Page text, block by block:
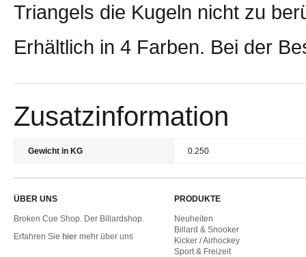
Triangels die Kugeln nicht zu
Erhältlich in 4 Farben. Bei der
Zusatzinformation
Gewicht in KG 0.250
ÜBER UNS
Broken Cue Shop. Der Billardshop.
Erfahren Sie hier mehr über uns
PRODUKTE
Neuheiten
Billard & Snooker
Kicker / Airhockey
Sport & Freizeit